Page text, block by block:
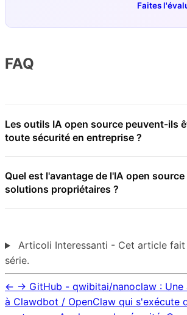
Faites
FAQ
Les outils IA open source peuvent-ils
toute sécurité en entreprise ?
Quel est l'avantage de l'IA open
solutions propriétaires ?
Articoli Interessanti - Cet article
série.
← → GitHub - qwibitai/nanoclaw : Une
à Clawdbot / OpenClaw qui s'exécute